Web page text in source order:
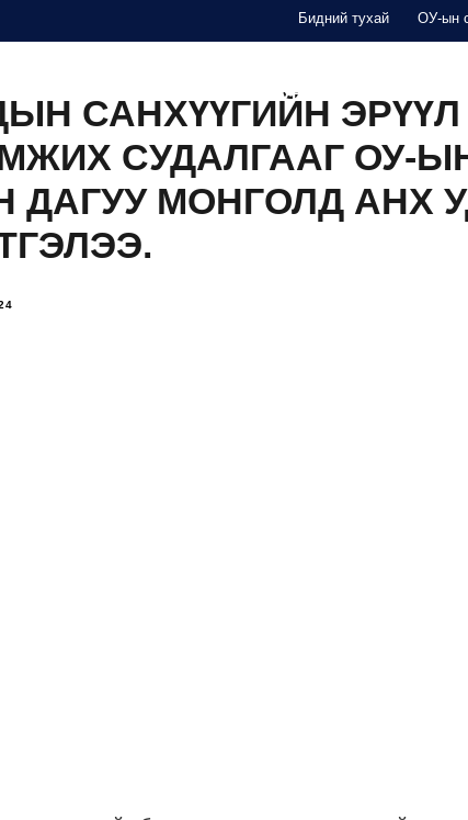
Бидний тухай ОУ-ын
СУРГАЛТ
САНХҮҮГИЙН ЭРҮҮЛ
СУДАЛГААГ ОУ-
ДАГУУ МОНГОЛД АНХ